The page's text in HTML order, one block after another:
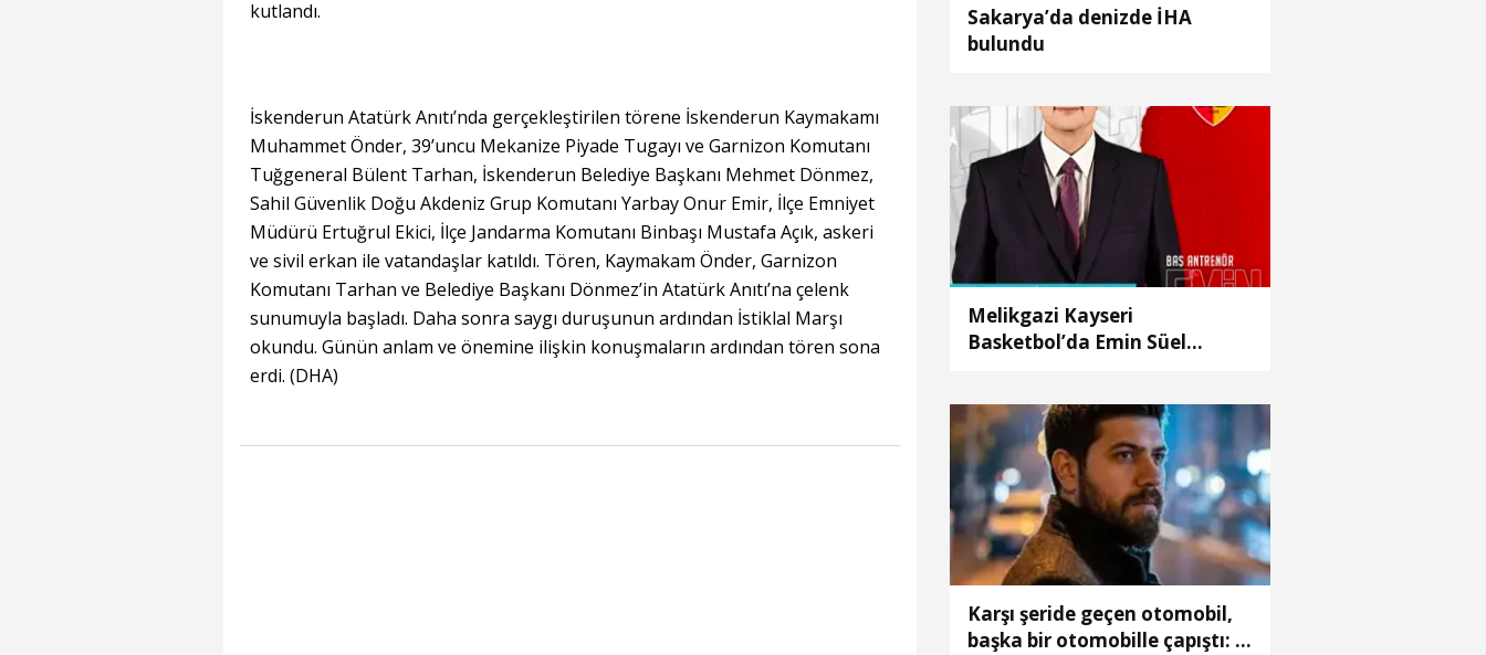
kutlandı.
İskenderun Atatürk Anıtı’nda gerçekleştirilen törene İskenderun Kaymakamı
Muhammet Önder, 39’uncu Mekanize Piyade Tugayı ve Garnizon Komutanı
Tuğgeneral Bülent Tarhan, İskenderun Belediye Başkanı Mehmet Dönmez,
Sahil Güvenlik Doğu Akdeniz Grup Komutanı Yarbay Onur Emir, İlçe Emniyet
Müdürü Ertuğrul Ekici, İlçe Jandarma Komutanı Binbaşı Mustafa Açık, askeri
ve sivil erkan ile vatandaşlar katıldı. Tören, Kaymakam Önder, Garnizon
Komutanı Tarhan ve Belediye Başkanı Dönmez’in Atatürk Anıtı’na çelenk
sunumuyla başladı. Daha sonra saygı duruşunun ardından İstiklal Marşı
okundu. Günün anlam ve önemine ilişkin konuşmaların ardından tören sona
erdi. (DHA)
Sakarya’da denizde İHA
bulundu
Melikgazi Kayseri
Basketbol’da Emin Süel
Karşı şeride geçen otomobil,
başka bir otomobille çapıştı: 1